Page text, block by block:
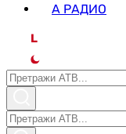
А РАДИО
L